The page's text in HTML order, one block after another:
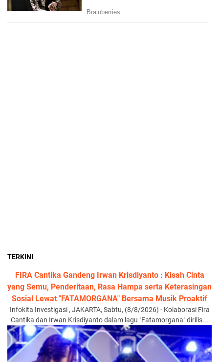
TERKINI
FIRA Cantika Gandeng Irwan Krisdiyanto : Kisah Cinta
yang Semu, Penderitaan, Rasa Hampa serta Keterasingan
Sosial Lewat "FATAMORGANA" Bersama Musik Proaktif
Infokita Investigasi , JAKARTA, Sabtu, (8/8/2026) - Kolaborasi Fira
Cantika dan Irwan Krisdiyanto dalam lagu "Fatamorgana" dirilis...